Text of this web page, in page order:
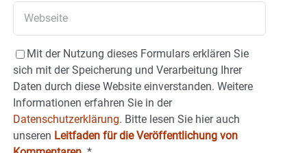
Mit der Nutzung dieses Formulars erklären Sie
sich mit der Speicherung und Verarbeitung Ihrer
Daten durch diese Website einverstanden. Weitere
Informationen erfahren Sie in der
Datenschutzerklärung. Bitte lesen Sie hier auch
unseren Leitfaden für die Veröffentlichung von